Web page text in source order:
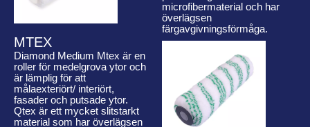
microfibermaterial och har
överlägsen
färgavgivningsförmåga.
MTEX
Diamond Medium Mtex är en
roller för medelgrova ytor och
är lämplig för att
målaexteriört/ interiört,
fasader och putsade ytor.
Qtex är ett mycket slitstarkt
material som har överlägsen